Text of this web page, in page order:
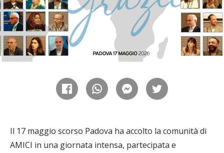
Il 17 maggio scorso Padova ha accolto la comunità di
AMICI in una giornata intensa, partecipata e